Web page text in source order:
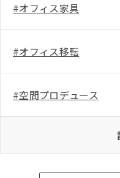
会社概要
#オフィス家具
#オフィス移転
#空間プロデュース